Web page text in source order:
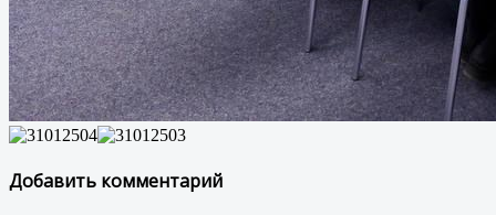
Добавить комментарий